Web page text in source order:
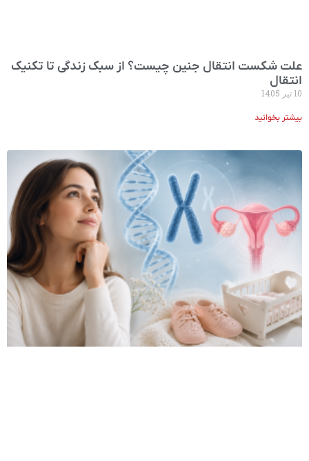
علت شکست انتقال جنین چیست؟ از سبک زندگی تا تکنیک
انتقال
10 تیر 1405
بیشتر بخوانید